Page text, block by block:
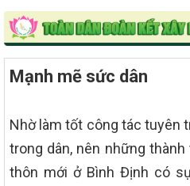
Mạnh mẽ sức dân
Nhờ làm tốt công tác tuyên
trong dân, nên những
thôn mới ở Bình Định có